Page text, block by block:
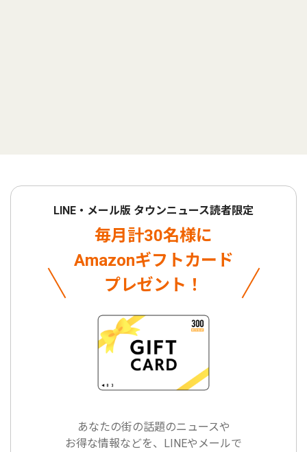
LINE・メール版 タウンニュース読者限定
毎月計30名様に
Amazonギフトカード
プレゼント！
あなたの街の話題のニュースや
お得な情報などを、LINEやメールで